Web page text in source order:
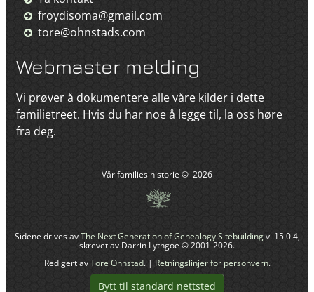
froydisoma@gmail.com
tore@ohnstads.com
Webmaster melding
Vi prøver å dokumentere alle våre kilder i dette
familietreet. Hvis du har noe å legge til, la oss høre
fra deg.
Vår families historie © 2026
Sidene drives avThe Next Generation of Genealogy Sitebuildingv. 15.0.4,
skrevet av Darrin Lythgoe © 2001-2026.
Redigert avTore Ohnstad. | Retningslinjer for personvern.
Bytt til standard nettsted